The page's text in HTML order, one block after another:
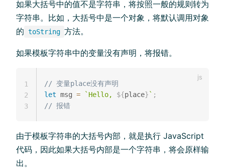
如果大括号中的值不是字符串，将按照一般的规则转为
字符串。比如，大括号中是一个对象，将默认调用对象
的 toString 方法。
如果模板字符串中的变量没有声明，将报错。
// 变量place没有声明
let msg = ` Hello, ${place} ` ;
// 报错
1
2
3
由于模板字符串的大括号内部，就是执行 JavaScript
代码，因此如果大括号内部是一个字符串，将会原样输
出。